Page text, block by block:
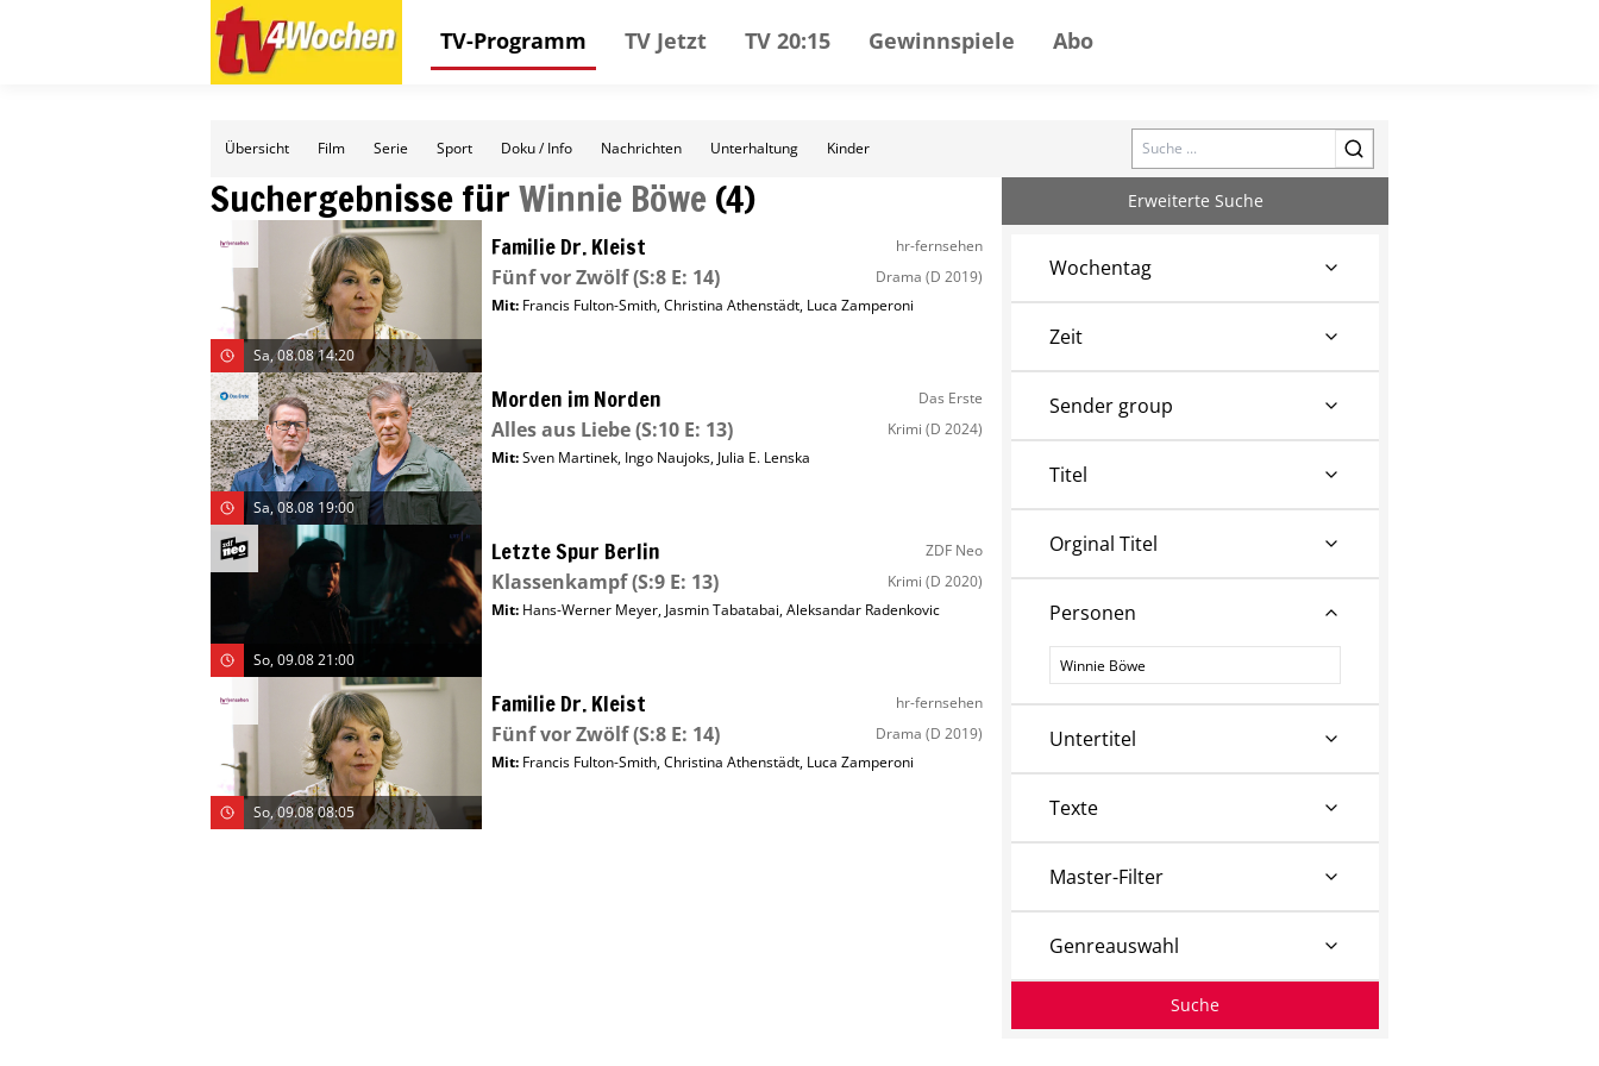
TV-Programm TV Jetzt TV 20:15 Gewinnspiele Abo
Übersicht Film Serie Sport Doku / Info Nachrichten Unterhaltung Kinder Search
Suchergebnisse fürWinnie Böwe(4)
Sa, 08.08 14:20
Familie Dr. Kleist hr-fernsehen
Fünf vor Zwölf(S:8 E: 14) Drama (D 2019)
Mit: Francis Fulton-Smith,Christina Athenstädt, Luca Zamperoni
Sa, 08.08 19:00
Morden im Norden Das Erste
Alles aus Liebe(S:10 E: 13) Krimi (D 2024)
Mit:Sven Martinek, Ingo Naujoks, Julia E. Lenska
So, 09.08 21:00
Letzte Spur Berlin ZDF Neo
Klassenkampf(S:9 E: 13) Krimi (D 2020)
Mit: Hans-Werner Meyer, Jasmin Tabatabai,Aleksandar Radenkovic
So, 09.08 08:05
Familie Dr. Kleist hr-fernsehen
Fünf vor Zwölf(S:8 E: 14) Drama (D 2019)
Mit: Francis Fulton-Smith,Christina Athenstädt, Luca Zamperoni
Erweiterte Suche
Wochentag
Zeit
Sender group
Titel
Orginal Titel
Personen
Personen
Untertitel
Texte
Master-Filter
Genreauswahl
Suche